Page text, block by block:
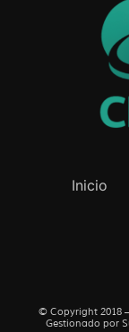
Inicio
© Copyright 2018
Gestionado por